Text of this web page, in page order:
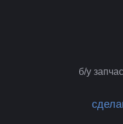
б/у